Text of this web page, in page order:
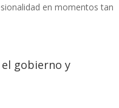
en momentos tan
gobierno y